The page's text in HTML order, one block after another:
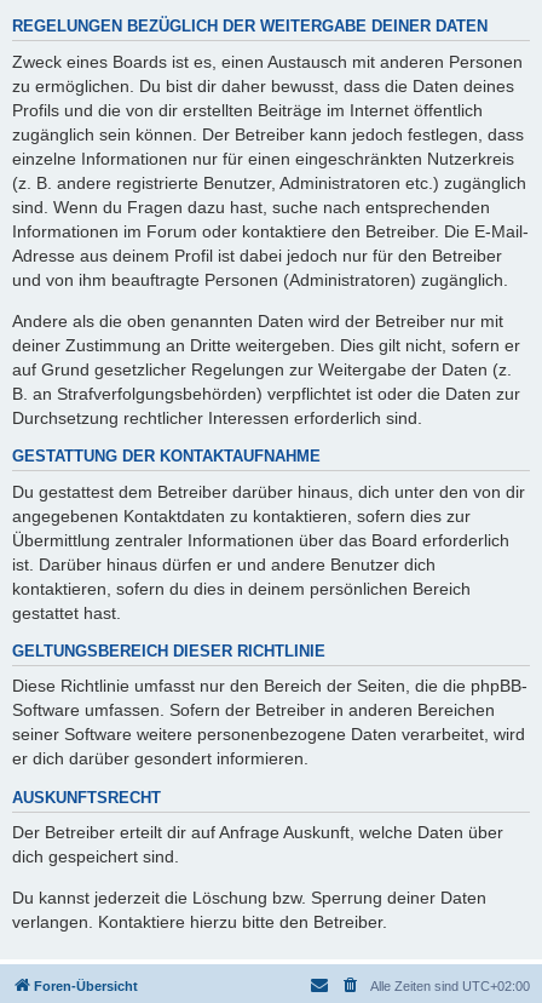
REGELUNGEN BEZÜGLICH DER WEITERGABE DEINER DATEN
Zweck eines Boards ist es, einen Austausch mit anderen Personen
zu ermöglichen. Du bist dir daher bewusst, dass die Daten deines
Profils und die von dir erstellten Beiträge im Internet öffentlich
zugänglich sein können. Der Betreiber kann jedoch festlegen, dass
einzelne Informationen nur für einen eingeschränkten Nutzerkreis
(z. B. andere registrierte Benutzer, Administratoren etc.) zugänglich
sind. Wenn du Fragen dazu hast, suche nach entsprechenden
Informationen im Forum oder kontaktiere den Betreiber. Die E-Mail-
Adresse aus deinem Profil ist dabei jedoch nur für den Betreiber
und von ihm beauftragte Personen (Administratoren) zugänglich.
Andere als die oben genannten Daten wird der Betreiber nur mit
deiner Zustimmung an Dritte weitergeben. Dies gilt nicht, sofern er
auf Grund gesetzlicher Regelungen zur Weitergabe der Daten (z.
B. an Strafverfolgungsbehörden) verpflichtet ist oder die Daten zur
Durchsetzung rechtlicher Interessen erforderlich sind.
GESTATTUNG DER KONTAKTAUFNAHME
Du gestattest dem Betreiber darüber hinaus, dich unter den von dir
angegebenen Kontaktdaten zu kontaktieren, sofern dies zur
Übermittlung zentraler Informationen über das Board erforderlich
ist. Darüber hinaus dürfen er und andere Benutzer dich
kontaktieren, sofern du dies in deinem persönlichen Bereich
gestattet hast.
GELTUNGSBEREICH DIESER RICHTLINIE
Diese Richtlinie umfasst nur den Bereich der Seiten, die die phpBB-
Software umfassen. Sofern der Betreiber in anderen Bereichen
seiner Software weitere personenbezogene Daten verarbeitet, wird
er dich darüber gesondert informieren.
AUSKUNFTSRECHT
Der Betreiber erteilt dir auf Anfrage Auskunft, welche Daten über
dich gespeichert sind.
Du kannst jederzeit die Löschung bzw. Sperrung deiner Daten
verlangen. Kontaktiere hierzu bitte den Betreiber.
Foren-Übersicht Alle Zeiten sind UTC+02:00